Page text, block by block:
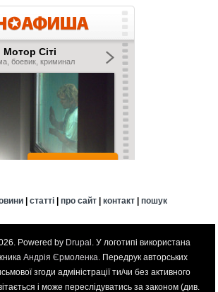
| статті| про сайт| контакт| пошук
Powered by Drupal . У логотипі використана
Андрія Єрмоленка . Передрук авторських
згоди адміністрації ти/чи без активного
і може переслідуватись за законом (див.